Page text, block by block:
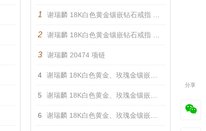
1 谢瑞麟 18K白色黄金镶嵌钻石戒指 戒指
2 谢瑞麟 18K白色黄金镶嵌钻石戒指 戒指
3 谢瑞麟 20474 项链
4 谢瑞麟 18K白色黄金、玫瑰金镶嵌钻石戒指 戒指
5 谢瑞麟 18K白色黄金、玫瑰金镶嵌钻石手链 手镯
6 谢瑞麟 18K白色黄金、玫瑰金镶嵌钻石项链 项链
分享